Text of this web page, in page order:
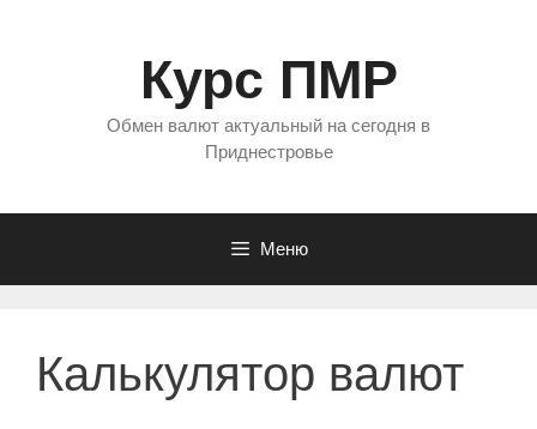
Курс ПМР
Обмен валют актуальный на сегодня в
Приднестровье
Меню
Калькулятор валют